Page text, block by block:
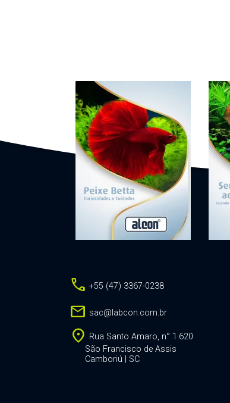
call +55 (47) 3367-0238
mail sac@labcon.com.br
location_on Rua Santo Amaro, n° 1.620
São Francisco de Assis
Camboriú | SC